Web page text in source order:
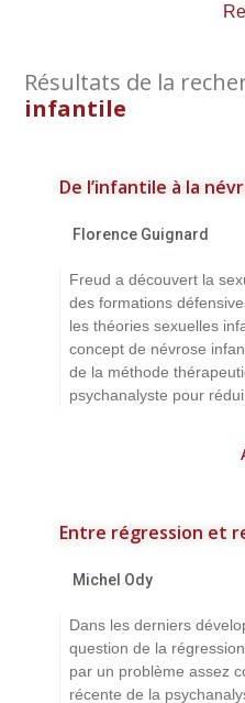
Résultats de la
infantile
De l’infantile à la
Florence Guignard
Freud a découvert la
des formations
les théories sexuelles
concept de névrose
de la méthode
psychanalyste pour
Entre régression et
Michel Ody
Dans les derniers
question de la
par un problème assez
récente de la